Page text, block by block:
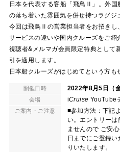
日本を代表する客船「飛鳥Ⅱ」。外国
の落ち着いた雰囲気を併せ持つラグジ
今回は飛鳥Ⅱの営業担当者をお招きし
サービスの違いや国内クルーズをご紹
視聴者&メルマガ会員限定特典として
引を適用します。
日本船クルーズがはじめてという方も
開催日時 2022年8月5日（
会場 iCruise YouTube
ご案内・ご注意
■参加方法：下記
い。エントリー
ませんので ご安
日までにご登録
りいたします。